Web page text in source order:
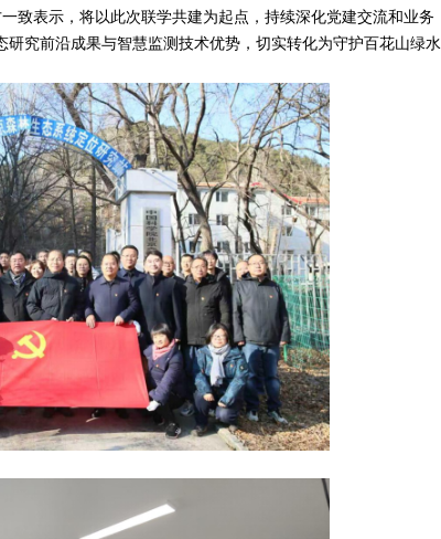
致表示，将以此次联学共建为起点，持续深化党建交流和业务
研究前沿成果与智慧监测技术优势，切实转化为守护百花山绿水